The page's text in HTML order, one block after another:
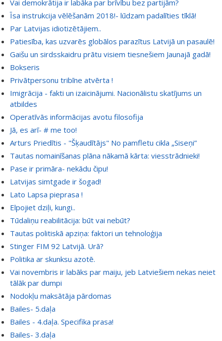
Vai demokrātija ir labāka par brīvību bez partijām?
Īsa instrukcija vēlēšanām 2018!- lūdzam padalīties tīklā!
Par Latvijas idiotizētājiem..
Patiesība, kas uzvarēs globālos parazītus Latvijā un pasaulē!
Gaišu un sirdsskaidru prātu visiem tiesnešiem Jaunajā gadā!
Bokseris
Privātpersonu tribīne atvērta !
Imigrācija - fakti un izaicinājumi. Nacionālistu skatījums un
atbildes
Operatīvās informācijas avotu filosofija
Jā, es arī- # me too!
Arturs Priedītis - "Šķaudītājs" No pamfletu cikla „Siseņi”
Tautas nomainīšanas plāna nākamā kārta: viesstrādnieki!
Pase ir primāra- nekādu čipu!
Latvijas simtgade ir šogad!
Lato Lapsa pieprasa !
Elpojiet dziļi, kungi..
Tūdaliņu reabilitācija: būt vai nebūt?
Tautas politiskā apziņa: faktori un tehnoloģija
Stinger FIM 92 Latvijā. Urā?
Politika ar skunksu azotē.
Vai novembris ir labāks par maiju, jeb Latviešiem nekas neiet
tālāk par dumpi
Nodokļu maksātāja pārdomas
Bailes- 5.daļa
Bailes - 4.daļa. Specifika prasa!
Bailes- 3.daļa